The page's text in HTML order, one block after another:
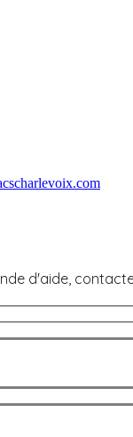
d'aide,